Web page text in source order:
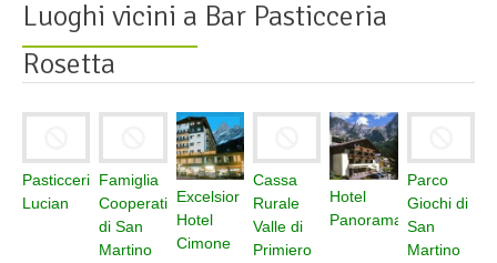
Luoghi vicini a Bar Pasticceria
Rosetta
Pasticceria
Lucian
Famiglia
Cooperativa
di San
Martino
Excelsior
Hotel
Cimone
Cassa
Rurale
Valle di
Primiero
Hotel
Panorama
Parco
Giochi di
San
Martino